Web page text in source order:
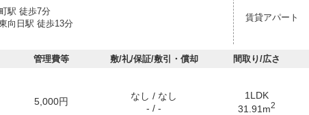
駅 徒歩7分
向日駅 徒歩13分
賃貸アパート
管理費等 敷/礼/保証/敷引・償却 間取り/広さ
5,000円
なし / なし
- / -
1LDK
31.91m2